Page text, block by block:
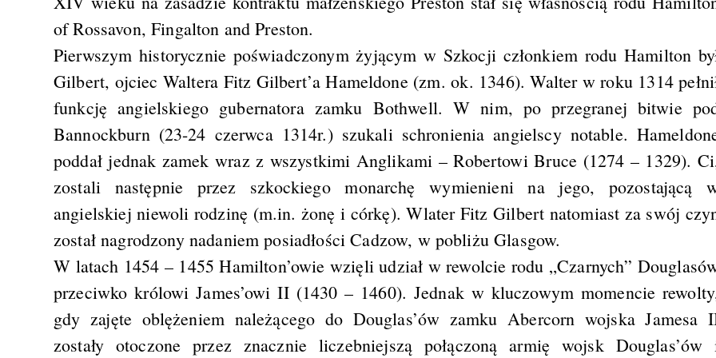
of Rossavon, Fingalton and Preston.
Pierwszym historycznie poświadczonym żyjącym w Szkocji członkiem rodu Hamilton
Gilbert, ojciec Waltera Fitz Gilbert’a Hameldone (zm. ok. 1346). Walter w roku 1314
funkcję angielskiego gubernatora zamku Bothwell. W nim, po przegranej bitwie
Bannockburn (23-24 czerwca 1314r.) szukali schronienia angielscy notable.
poddał jednak zamek wraz z wszystkimi Anglikami – Robertowi Bruce (1274 – 1329).
zostali następnie przez szkockiego monarchę wymienieni na jego, pozostającą
angielskiej niewoli rodzinę (m.in. żonę i córkę). Wlater Fitz Gilbert natomiast za swój
został nagrodzony nadaniem posiadłości Cadzow, w pobliżu Glasgow.
W latach 1454 – 1455 Hamilton’owie wzięli udział w rewolcie rodu „Czarnych”
przeciwko królowi James’owi II (1430 – 1460). Jednak w kluczowym momencie
gdy zajęte oblężeniem należącego do Douglas’ów zamku Abercorn wojska Jamesa
zostały otoczone przez znacznie liczebniejszą połączoną armię wojsk Douglas’ów